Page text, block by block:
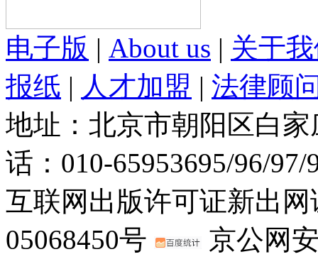
电子版 | About us | 关于
报纸 | 人才加盟 | 法律顾
地址：北京市朝阳区白
话：010-65953695/96/
互联网出版许可证新出
05068450号
京公网